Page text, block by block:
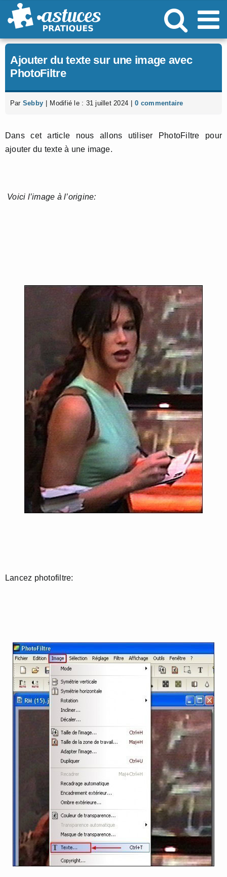
Passer
au
Ajouter du texte sur une image avec
PhotoFiltre
Par Sebby Modifié le : 31 juillet 2024 0 commentaire
Dans cet article nous allons utiliser PhotoFiltre pour
ajouter du texte à une image.
Voici l’image à l’origine:
Lancez photofiltre: